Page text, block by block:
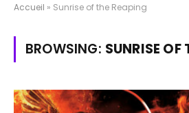
Accueil » Sunrise of the Reaping
BROWSING: SUNRISE OF